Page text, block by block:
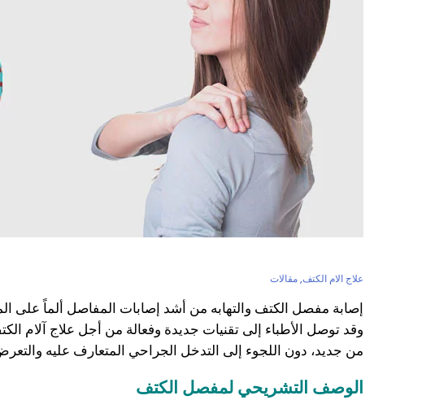
علاج الام الكتف,مقالات
إصابة مفصل الكتف والتهابه من أشد إصابات المفاصل ألماً على
وقد توصل الأطباء إلى تقنيات جديدة وفعالة من أجل علاج آلام
من جديد، دون اللجوء إلى التدخل الجراحي المتعارف عليه
الوصف التشريحي لمفصل الكتف